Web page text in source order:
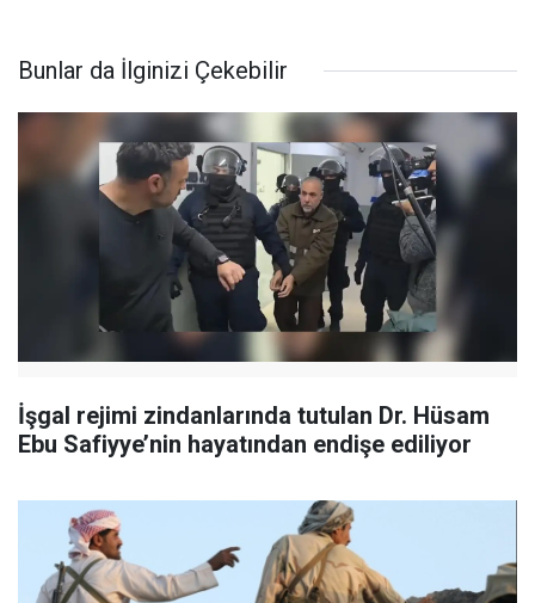
Bunlar da İlginizi Çekebilir
İşgal rejimi zindanlarında tutulan Dr. Hüsam
Ebu Safiyye’nin hayatından endişe ediliyor